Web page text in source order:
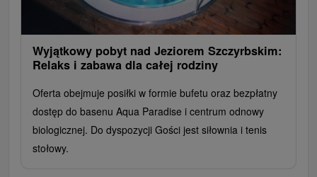
Wyjątkowy pobyt nad Jeziorem Szczyrbskim:
Relaks i zabawa dla całej rodziny
Oferta obejmuje posiłki w formie bufetu oraz bezpłatny
dostęp do basenu Aqua Paradise i centrum odnowy
biologicznej. Do dyspozycji Gości jest siłownia i tenis
stołowy.